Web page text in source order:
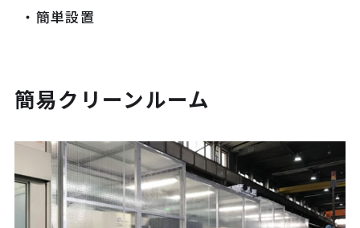
簡単設置
簡易クリーンルーム